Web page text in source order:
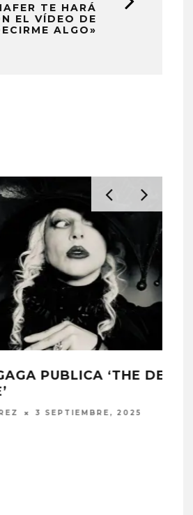
TE HARÁ
EL VÍDEO DE
ALGO»
CONFIRMADA PARA
2025
2025